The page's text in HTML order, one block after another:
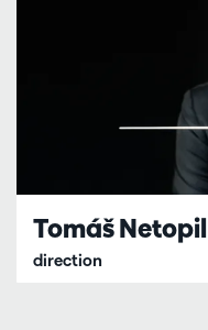
Tomáš Netopil
direction